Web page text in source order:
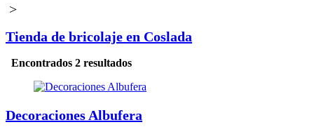
>
Tienda de bricolaje en Coslada
Encontrados 2 resultados
Decoraciones Albufera